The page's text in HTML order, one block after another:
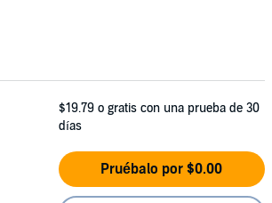
$19.79 o gratis con una prueba de 30
días
Pruébalo por $0.00